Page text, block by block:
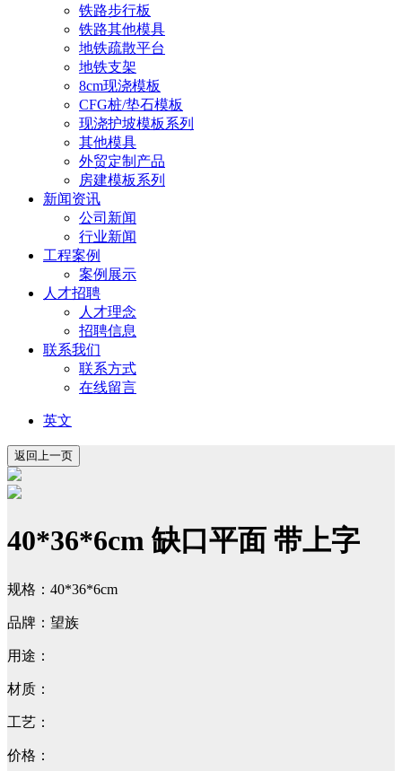
铁路步行板
铁路其他模具
地铁疏散平台
地铁支架
8cm现浇模板
CFG桩/垫石模板
现浇护坡模板系列
其他模具
外贸定制产品
房建模板系列
新闻资讯
公司新闻
行业新闻
工程案例
案例展示
人才招聘
人才理念
招聘信息
联系我们
联系方式
在线留言
英文
40*36*6cm 缺口平面 带上字
规格：40*36*6cm
品牌：望族
用途：
材质：
工艺：
价格：